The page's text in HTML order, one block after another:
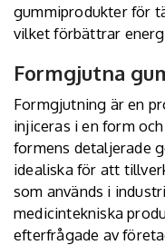
gummiprodukter för
vilket förbättrar
Formgjutna
Formgjutning är en
injiceras i en form
formens detaljerade
idealiska för att
som används i
medicintekniska
efterfrågade av